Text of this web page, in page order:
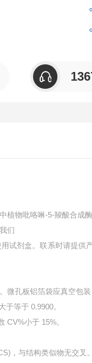
植物吡咯啉-5-羧酸合成
们
试剂盒。联系时请提供
微孔板铝箔袋应真空包装
等于 0.9900。
CV%小于 15%。
，与结构类似物无交叉。